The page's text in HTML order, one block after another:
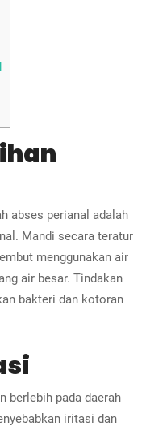
abses perianal adalah
Mandi secara teratur
menggunakan air
air besar. Tindakan
bakteri dan kotoran
berlebih pada daerah
iritasi dan